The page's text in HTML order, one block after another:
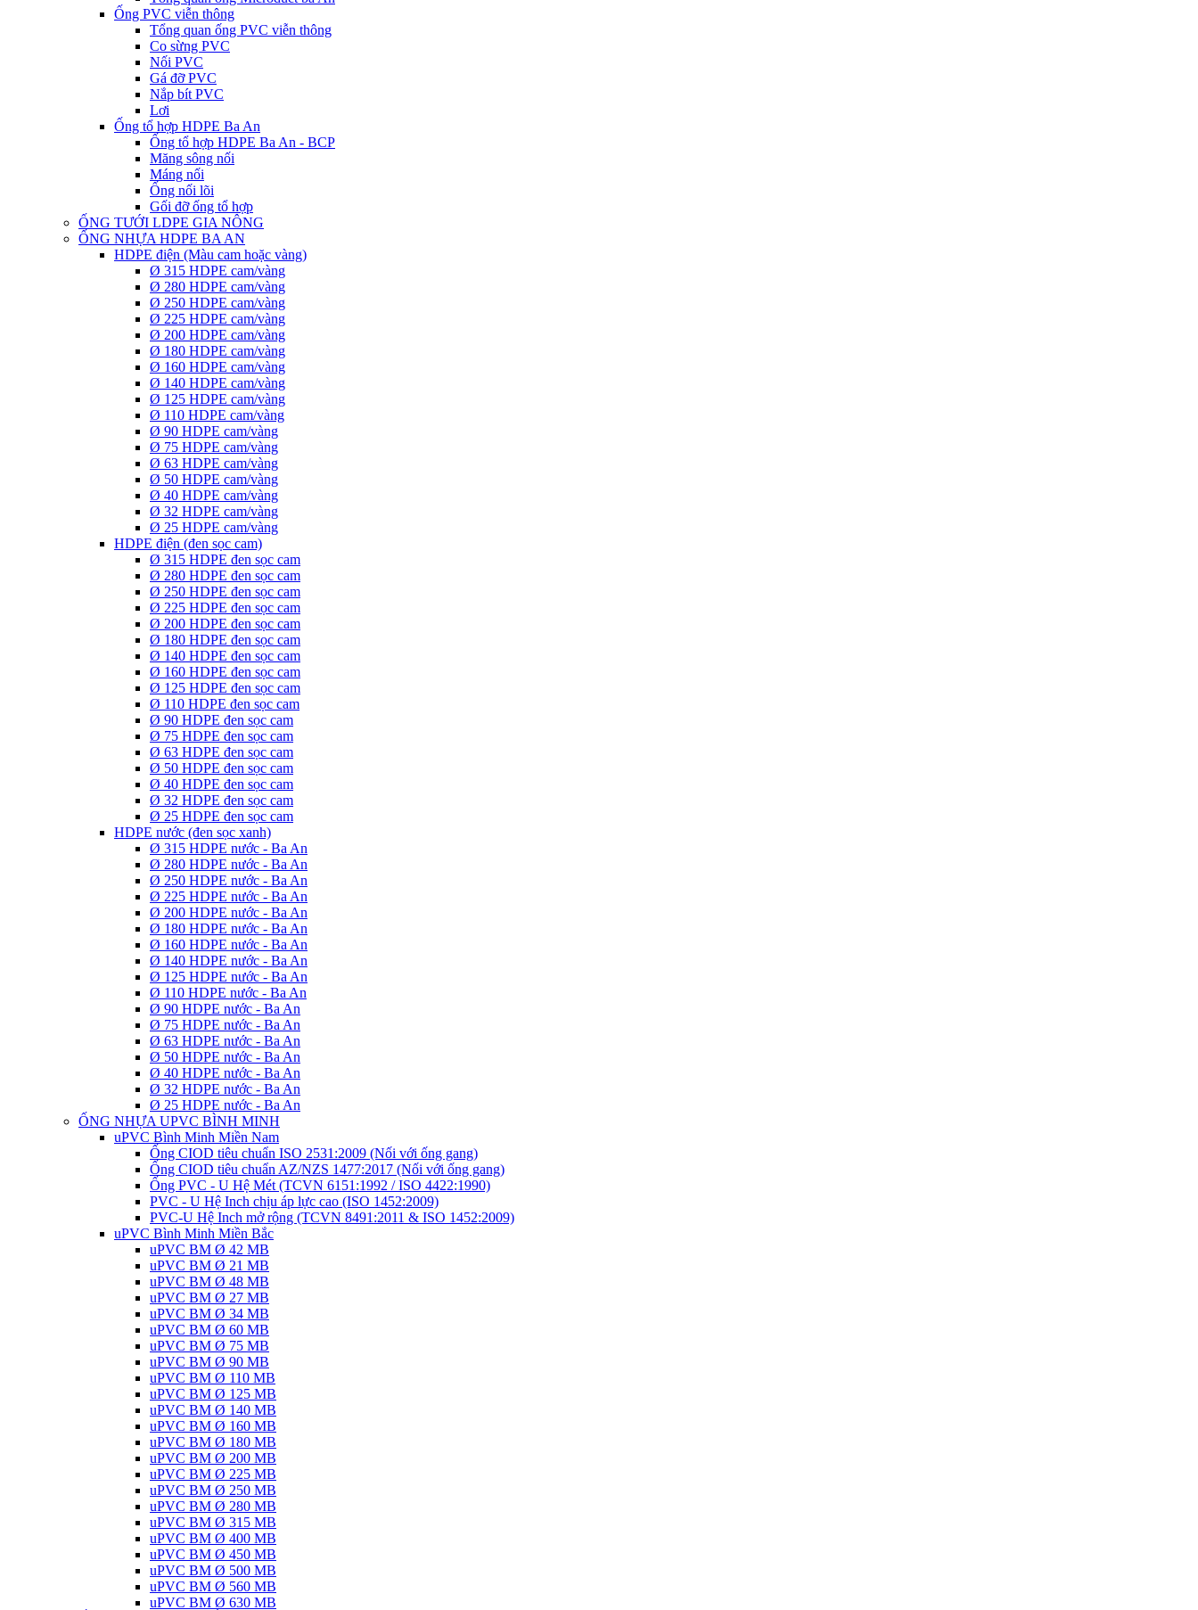
Ống PVC viễn thông
Tổng quan ống PVC viễn thông
Co sừng PVC
Nối PVC
Gá đỡ PVC
Nắp bít PVC
Lơi
Ống tổ hợp HDPE Ba An
Ống tổ hợp HDPE Ba An - BCP
Măng sông nối
Máng nối
Ống nối lõi
Gối đỡ ống tổ hợp
ỐNG TƯỚI LDPE GIA NÔNG
ỐNG NHỰA HDPE BA AN
HDPE điện (Màu cam hoặc vàng)
Ø 315 HDPE cam/vàng
Ø 280 HDPE cam/vàng
Ø 250 HDPE cam/vàng
Ø 225 HDPE cam/vàng
Ø 200 HDPE cam/vàng
Ø 180 HDPE cam/vàng
Ø 160 HDPE cam/vàng
Ø 140 HDPE cam/vàng
Ø 125 HDPE cam/vàng
Ø 110 HDPE cam/vàng
Ø 90 HDPE cam/vàng
Ø 75 HDPE cam/vàng
Ø 63 HDPE cam/vàng
Ø 50 HDPE cam/vàng
Ø 40 HDPE cam/vàng
Ø 32 HDPE cam/vàng
Ø 25 HDPE cam/vàng
HDPE điện (đen sọc cam)
Ø 315 HDPE đen sọc cam
Ø 280 HDPE đen sọc cam
Ø 250 HDPE đen sọc cam
Ø 225 HDPE đen sọc cam
Ø 200 HDPE đen sọc cam
Ø 180 HDPE đen sọc cam
Ø 140 HDPE đen sọc cam
Ø 160 HDPE đen sọc cam
Ø 125 HDPE đen sọc cam
Ø 110 HDPE đen sọc cam
Ø 90 HDPE đen sọc cam
Ø 75 HDPE đen sọc cam
Ø 63 HDPE đen sọc cam
Ø 50 HDPE đen sọc cam
Ø 40 HDPE đen sọc cam
Ø 32 HDPE đen sọc cam
Ø 25 HDPE đen sọc cam
HDPE nước (đen sọc xanh)
Ø 315 HDPE nước - Ba An
Ø 280 HDPE nước - Ba An
Ø 250 HDPE nước - Ba An
Ø 225 HDPE nước - Ba An
Ø 200 HDPE nước - Ba An
Ø 180 HDPE nước - Ba An
Ø 160 HDPE nước - Ba An
Ø 140 HDPE nước - Ba An
Ø 125 HDPE nước - Ba An
Ø 110 HDPE nước - Ba An
Ø 90 HDPE nước - Ba An
Ø 75 HDPE nước - Ba An
Ø 63 HDPE nước - Ba An
Ø 50 HDPE nước - Ba An
Ø 40 HDPE nước - Ba An
Ø 32 HDPE nước - Ba An
Ø 25 HDPE nước - Ba An
ỐNG NHỰA UPVC BÌNH MINH
uPVC Bình Minh Miền Nam
Ống CIOD tiêu chuẩn ISO 2531:2009 (Nối với ống gang)
Ống CIOD tiêu chuẩn AZ/NZS 1477:2017 (Nối với ống gang)
Ống PVC - U Hệ Mét (TCVN 6151:1992 / ISO 4422:1990)
PVC - U Hệ Inch chịu áp lực cao (ISO 1452:2009)
PVC-U Hệ Inch mở rộng (TCVN 8491:2011 & ISO 1452:2009)
uPVC Bình Minh Miền Bắc
uPVC BM Ø 42 MB
uPVC BM Ø 21 MB
uPVC BM Ø 48 MB
uPVC BM Ø 27 MB
uPVC BM Ø 34 MB
uPVC BM Ø 60 MB
uPVC BM Ø 75 MB
uPVC BM Ø 90 MB
uPVC BM Ø 110 MB
uPVC BM Ø 125 MB
uPVC BM Ø 140 MB
uPVC BM Ø 160 MB
uPVC BM Ø 180 MB
uPVC BM Ø 200 MB
uPVC BM Ø 225 MB
uPVC BM Ø 250 MB
uPVC BM Ø 280 MB
uPVC BM Ø 315 MB
uPVC BM Ø 400 MB
uPVC BM Ø 450 MB
uPVC BM Ø 500 MB
uPVC BM Ø 560 MB
uPVC BM Ø 630 MB